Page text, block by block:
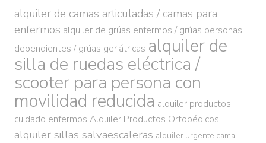
alquiler de camas articuladas / camas para
enfermos alquiler de grúas enfermos / grúas personas
dependientes / grúas geriátricas alquiler de
silla de ruedas eléctrica /
scooter para persona con
movilidad reducida alquiler productos
cuidado enfermos Alquiler Productos Ortopédicos
alquiler sillas salvaescaleras alquiler urgente cama